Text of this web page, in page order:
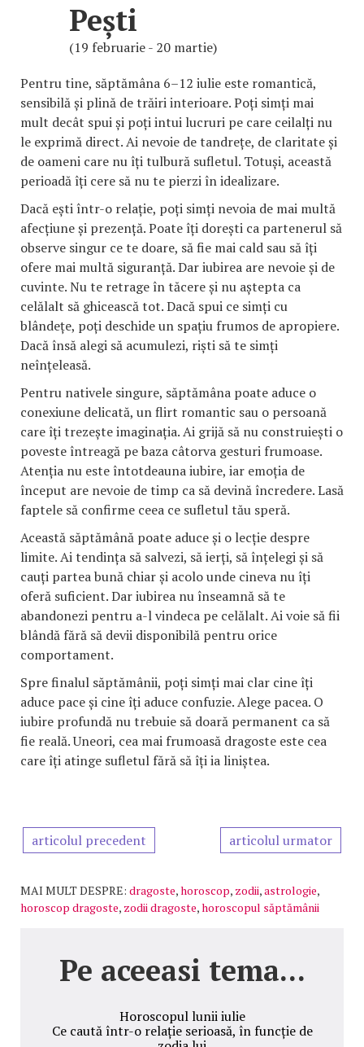
Pești
(19 februarie - 20 martie)
Pentru tine, săptămâna 6–12 iulie este romantică,
sensibilă și plină de trăiri interioare. Poți simți mai
mult decât spui și poți intui lucruri pe care ceilalți nu
le exprimă direct. Ai nevoie de tandrețe, de claritate și
de oameni care nu îți tulbură sufletul. Totuși, această
perioadă îți cere să nu te pierzi în idealizare.
Dacă ești într-o relație, poți simți nevoia de mai multă
afecțiune și prezență. Poate îți dorești ca partenerul să
observe singur ce te doare, să fie mai cald sau să îți
ofere mai multă siguranță. Dar iubirea are nevoie și de
cuvinte. Nu te retrage în tăcere și nu aștepta ca
celălalt să ghicească tot. Dacă spui ce simți cu
blândețe, poți deschide un spațiu frumos de apropiere.
Dacă însă alegi să acumulezi, riști să te simți
neînțeleasă.
Pentru nativele singure, săptămâna poate aduce o
conexiune delicată, un flirt romantic sau o persoană
care îți trezește imaginația. Ai grijă să nu construiești o
poveste întreagă pe baza câtorva gesturi frumoase.
Atenția nu este întotdeauna iubire, iar emoția de
început are nevoie de timp ca să devină încredere. Lasă
faptele să confirme ceea ce sufletul tău speră.
Această săptămână poate aduce și o lecție despre
limite. Ai tendința să salvezi, să ierți, să înțelegi și să
cauți partea bună chiar și acolo unde cineva nu îți
oferă suficient. Dar iubirea nu înseamnă să te
abandonezi pentru a-l vindeca pe celălalt. Ai voie să fii
blândă fără să devii disponibilă pentru orice
comportament.
Spre finalul săptămânii, poți simți mai clar cine îți
aduce pace și cine îți aduce confuzie. Alege pacea. O
iubire profundă nu trebuie să doară permanent ca să
fie reală. Uneori, cea mai frumoasă dragoste este cea
care îți atinge sufletul fără să îți ia liniștea.
articolul precedent articolul urmator
MAI MULT DESPRE: dragoste,horoscop, zodii,astrologie,
horoscop dragoste, zodii dragoste,horoscopul săptămânii
Pe aceeasi tema...
Horoscopul lunii iulie
Ce caută într-o relație serioasă, în funcție de